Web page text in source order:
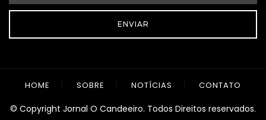
ENVIAR
HOME SOBRE NOTÍCIAS CONTATO
© Copyright Jornal O Candeeiro. Todos Direitos reservados.